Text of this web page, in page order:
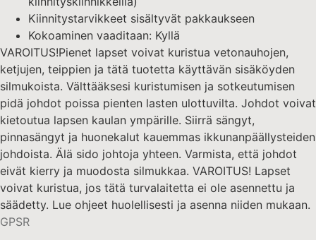
Kiinnitystarvikkeet sisältyvät pakkaukseen
Kokoaminen vaaditaan: Kyllä
VAROITUS!Pienet lapset voivat kuristua vetonauhojen,
ketjujen, teippien ja tätä tuotetta käyttävän sisäköyden
silmukoista. Välttääksesi kuristumisen ja sotkeutumisen
pidä johdot poissa pienten lasten ulottuvilta. Johdot voivat
kietoutua lapsen kaulan ympärille. Siirrä sängyt,
pinnasängyt ja huonekalut kauemmas ikkunanpäällysteiden
johdoista. Älä sido johtoja yhteen. Varmista, että johdot
eivät kierry ja muodosta silmukkaa. VAROITUS! Lapset
voivat kuristua, jos tätä turvalaitetta ei ole asennettu ja
säädetty. Lue ohjeet huolellisesti ja asenna niiden mukaan.
GPSR